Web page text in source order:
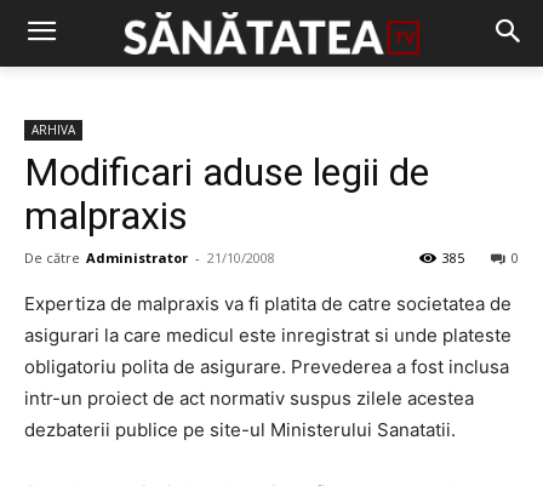
ARHIVA
Modificari aduse legii de
malpraxis
De către Administrator - 21/10/2008 0
385
Expertiza de malpraxis va fi platita de catre societatea de
asigurari la care medicul este inregistrat si unde plateste
obligatoriu polita de asigurare. Prevederea a fost inclusa
intr-un proiect de act normativ suspus zilele acestea
dezbaterii publice pe site-ul Ministerului Sanatatii.